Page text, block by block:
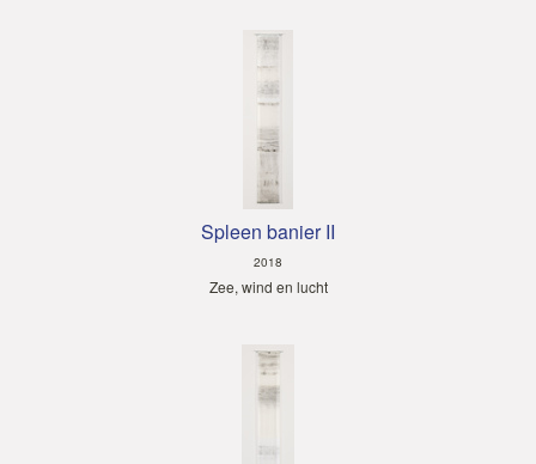
Spleen banier II
2018
Zee, wind en lucht